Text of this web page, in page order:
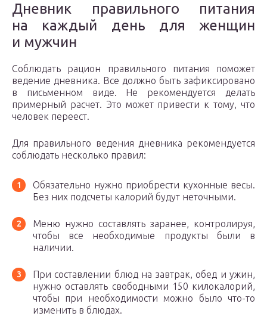
Дневник правильного питания
на каждый день для женщин
и мужчин
Соблюдать рацион правильного питания поможет
ведение дневника. Все должно быть зафиксировано
в письменном виде. Не рекомендуется делать
примерный расчет. Это может привести к тому, что
человек переест.
Для правильного ведения дневника рекомендуется
соблюдать несколько правил:
Обязательно нужно приобрести кухонные весы.
Без них подсчеты калорий будут неточными.
Меню нужно составлять заранее, контролируя,
чтобы все необходимые продукты были в
наличии.
При составлении блюд на завтрак, обед и ужин,
нужно оставлять свободными 150 килокалорий,
чтобы при необходимости можно было что-то
изменить в блюдах.